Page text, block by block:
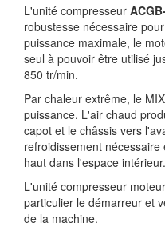
L'unité compresseur
robustesse nécessaire
puissance maximale, le
seul à pouvoir être utilisé
850 tr/min.
Par chaleur extrême, le
puissance. L'air chaud
capot et le châssis vers
refroidissement
haut dans l'espace intérieur.
L'unité compresseur
particulier le démarreur et
de la machine.